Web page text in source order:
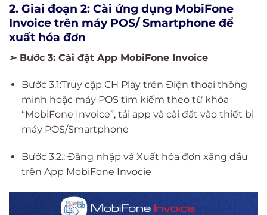
2. Giai đoạn 2: Cài ứng dụng MobiFone
Invoice trên máy POS/ Smartphone để
xuất hóa đơn
➢ Bước 3: Cài đặt App MobiFone Invoice
Bước 3.1:Truy cập CH Play trên Điện thoại thông
minh hoặc máy POS tìm kiếm theo từ khóa
“MobiFone Invoice”, tải app và cài đặt vào thiết bị
máy POS/Smartphone
Bước 3.2.: Đăng nhập và Xuất hóa đơn xăng dầu
trên App MobiFone Invocie